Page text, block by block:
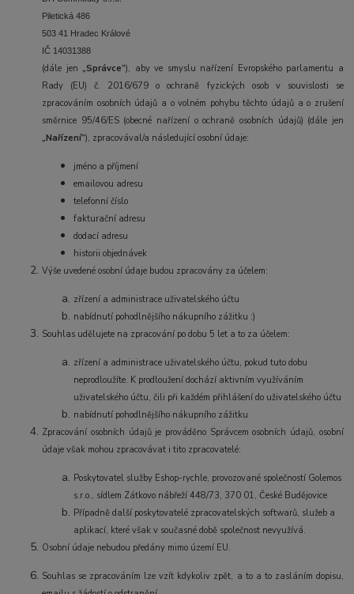
Piletická 486
503 41 Hradec Králové
IČ 14031388
(dále jen„Správce“), aby ve smyslu nařízení Evropského parlamentu a
Rady (EU) č. 2016/679 o ochraně fyzických osob v souvislosti se
zpracováním osobních údajů a o volném pohybu těchto údajů a o zrušení
směrnice 95/46/ES (obecné nařízení o ochraně osobních údajů) (dále jen
„Nařízení“), zpracovával/a následující osobní údaje:
jméno a příjmení
emailovou adresu
telefonní číslo
fakturační adresu
dodací adresu
historii objednávek
Výše uvedené osobní údaje budou zpracovány za účelem:
zřízení a administrace uživatelského účtu
nabídnutí pohodlnějšího nákupního zážitku :)
Souhlas udělujete na zpracování po dobu 5 let a to za účelem:
zřízení a administrace uživatelského účtu, pokud tuto dobu
neprodloužíte. K prodloužení dochází aktivním využíváním
uživatelského účtu, čili při každém přihlášení do uživatelského účtu
nabídnutí pohodlnějšího nákupního zážitku
Zpracování osobních údajů je prováděno Správcem osobních údajů, osobní
údaje však mohou zpracovávat i tito zpracovatelé:
Poskytovatel služby Eshop-rychle, provozované společností Golemos
s.r.o., sídlem Zátkovo nábřeží 448/73, 370 01, České Budějovice
Případně další poskytovatelé zpracovatelských softwarů, služeb a
aplikací, které však v současné době společnost nevyužívá.
Osobní údaje nebudou předány mimo území EU.
Souhlas se zpracováním lze vzít kdykoliv zpět, a to a to zasláním dopisu,